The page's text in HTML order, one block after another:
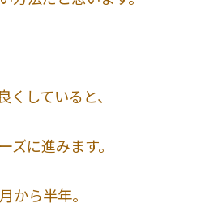
くしていると、
ズに進みます。
から半年。